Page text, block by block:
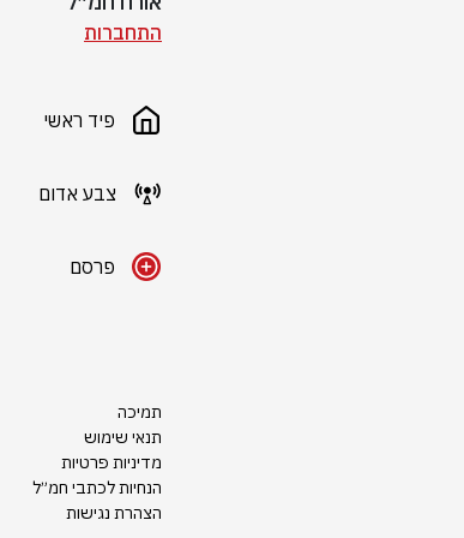
התחברות
פיד ראשי
צבע אדום
פרסם
תמיכה
תנאי שימוש
מדיניות פרטיות
הנחיות לכתבי חמ״ל
הצהרת נגישות